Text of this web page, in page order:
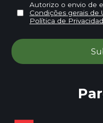
Autorizo o envio de
Condições gerais de
Política de